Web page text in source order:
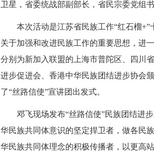
卫星，省委统战部副部长，省民宗委党组
本次活动是江苏省民族工作“红石榴
关于加强和改进民族工作的重要思想，进
分别为新加入联盟的上海市普陀区、四川
进步促进会、香港中华民族团结进步协会
了“丝路信使”宣讲团出发式。
邓飞现场发布“丝路信使”民族团结进
华民族共同体意识的坚定捍卫者，做各民
华民族共同体理念的积极传播者，以更高